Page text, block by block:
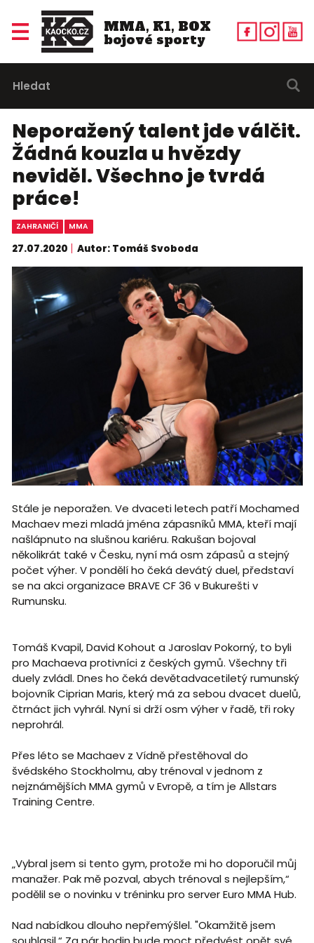
MMA, K1, BOX
bojové sporty
Neporažený talent jde válčit.
Žádná kouzla u hvězdy
neviděl. Všechno je tvrdá
práce!
ZAHRANIČÍ MMA
27.07.2020 Autor: Tomáš Svoboda
Stále je neporažen. Ve dvaceti letech patří Mochamed
Machaev mezi mladá jména zápasníků MMA, kteří mají
našlápnuto na slušnou kariéru. Rakušan bojoval
několikrát také v Česku, nyní má osm zápasů a stejný
počet výher. V pondělí ho čeká devátý duel, představí
se na akci organizace BRAVE CF 36 v Bukurešti v
Rumunsku.
Tomáš Kvapil, David Kohout a Jaroslav Pokorný, to byli
pro Machaeva protivníci z českých gymů. Všechny tři
duely zvládl. Dnes ho čeká devětadvacetiletý rumunský
bojovník Ciprian Maris, který má za sebou dvacet duelů,
čtrnáct jich vyhrál. Nyní si drží osm výher v řadě, tři roky
neprohrál.
Přes léto se Machaev z Vídně přestěhoval do
švédského Stockholmu, aby trénoval v jednom z
nejznámějších MMA gymů v Evropě, a tím je Allstars
Training Centre.
„Vybral jsem si tento gym, protože mi ho doporučil můj
manažer. Pak mě pozval, abych trénoval s nejlepším,“
podělil se o novinku v tréninku pro server Euro MMA Hub.
Nad nabídkou dlouho nepřemýšlel. "Okamžitě jsem